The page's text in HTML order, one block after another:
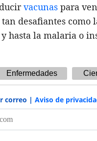
vacunas para
desafiantes como
hasta la malaria o
Enfermedades
correo | Aviso de